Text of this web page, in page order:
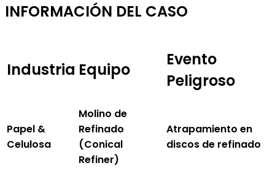
INFORMACIÓN DEL CASO
Industria Equipo
Evento
Peligroso
Papel &
Celulosa
Molino de
Refinado
(Conical
Refiner)
Atrapamiento en
discos de refinado